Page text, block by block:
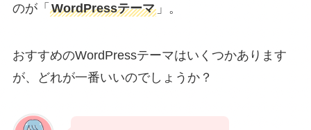
のが「 WordPressテーマ」。
おすすめのWordPressテーマはいくつかあります
が、どれが一番いいのでしょうか？